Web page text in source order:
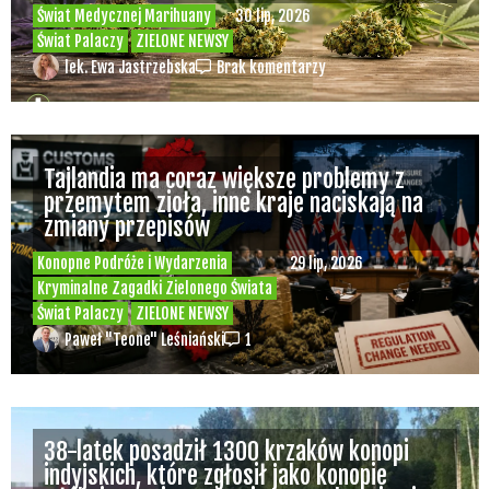
Świat Medycznej Marihuany
Świat Palaczy
ZIELONE NEWSY
30 lip, 2026
lek. Ewa Jastrzebska Brak komentarzy
Konopne Podróże i Wydarzenia
Kryminalne Zagadki Zielonego Świata
Świat Palaczy
ZIELONE NEWSY
29 lip, 2026
Tajlandia ma coraz większe problemy z
przemytem zioła, inne kraje naciskają na
zmiany przepisów
Paweł "Teone" Leśniański 1
38-latek posadził 1300 krzaków konopi
indyjskich, które zgłosił jako konopie